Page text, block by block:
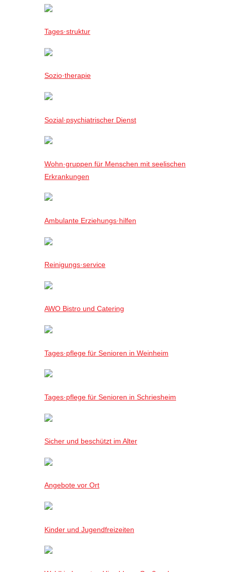
Tages·struktur
Sozio·therapie
Sozial·psychiatrischer Dienst
Wohn·gruppen für Menschen mit seelischen
Erkrankungen
Ambulante Erziehungs·hilfen
Reinigungs·service
AWO Bistro und Catering
Tages·pflege für Senioren in Weinheim
Tages·pflege für Senioren in Schriesheim
Sicher und beschützt im Alter
Angebote vor Ort
Kinder und Jugendfreizeiten